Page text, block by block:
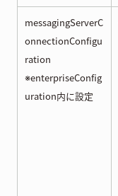
messagingServerC
onnectionConfigu
ration
※enterpriseConfig
uration内に設定